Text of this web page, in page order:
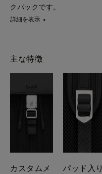
クパックです。
詳細を表示
主な特徴
カスタムメ
パッド入り